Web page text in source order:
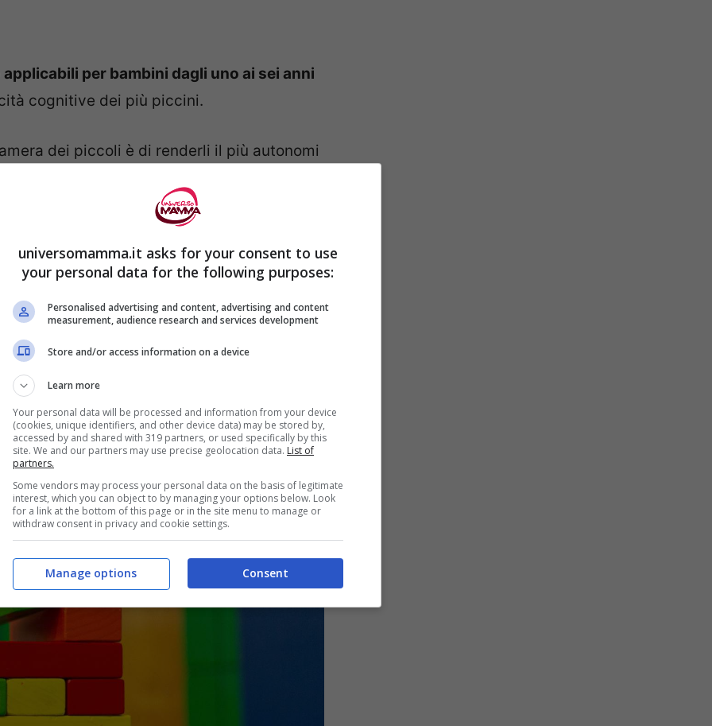
per bambini dagli uno ai sei anni
cognitive dei più piccini.
dei piccoli è di renderli il più autonomi
siano in grado di non dipendere da
da te, manuali e pratici, perché il fulcro di
per il metodo montessori.
montessori anche per i giochi è
o il fai da te o acquistarli.
ecco i più comuni
universomamma.it asks for your consent to use
your personal data for the following purposes:
Personalised advertising and content, advertising and content
measurement, audience research and services development
Store and/or access information on a device
Learn more
Your personal data will be processed and information from your device
(cookies, unique identifiers, and other device data) may be stored by,
accessed by and shared with 319 partners, or used specifically by this
site. We and our partners may use precise geolocation data. List of
partners.
Some vendors may process your personal data on the basis of legitimate
interest, which you can object to by managing your options below. Look
for a link at the bottom of this page or in the site menu to manage or
withdraw consent in privacy and cookie settings.
Consent
Manage options